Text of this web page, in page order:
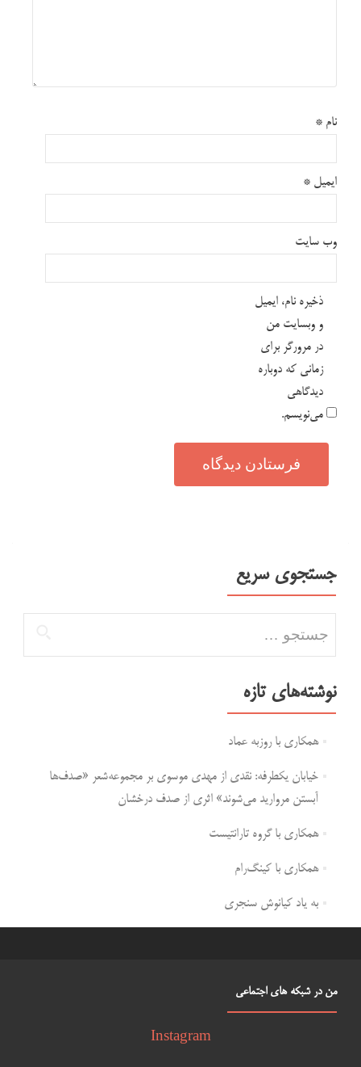
نام *
ایمیل *
وب‌ سایت
ذخیره نام، ایمیل
و وبسایت من
در مرورگر برای
زمانی که دوباره
دیدگاهی
می‌نویسم.
جستجوی سریع
نوشته‌های تازه
همکاری با روزبه عماد
خیابان یکطرفه: نقدی از مهدی موسوی بر مجموعه‌شعر «صدف‌ها
آبستن مروارید می‌شوند» اثری از صدف درخشان
همکاری با گروه تارانتیست
همکاری با کینگ‌رام
به یاد کیانوش سنجری
من در شبکه های اجتماعی
Instagram